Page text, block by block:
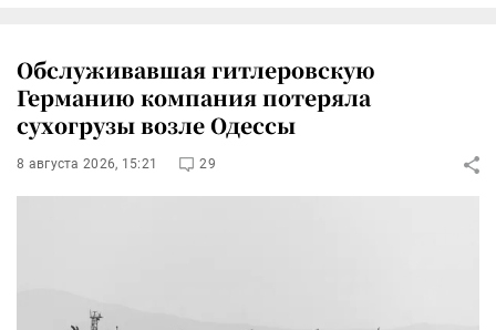
Обслуживавшая гитлеровскую
Германию компания потеряла
сухогрузы возле Одессы
8 августа 2026, 15:21 29